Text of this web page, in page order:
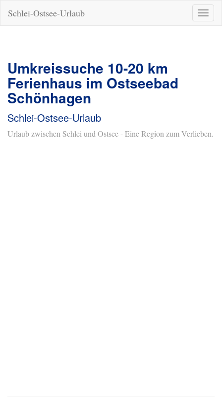
ein-/
Schlei-Ostsee-Urlaub
Umkreissuche 10-20 km
Ferienhaus im Ostseebad
Schönhagen
Schlei-Ostsee-Urlaub
Urlaub zwischen Schlei und Ostsee - Eine Region zum Verlieben.